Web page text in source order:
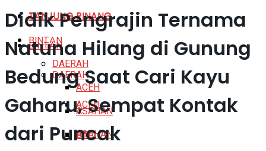
TANJUNG PINANG
BINTAN
DAERAH
ACEH
ASAHAN
TANJUNG PINANG
BINTAN
DAERAH
ACEH
ASAHAN
BALI
Didik Pengrajin Ternama
Natuna Hilang di Gunung
Bedung Saat Cari Kayu
Gaharu, Sempat Kontak
dari Puncak